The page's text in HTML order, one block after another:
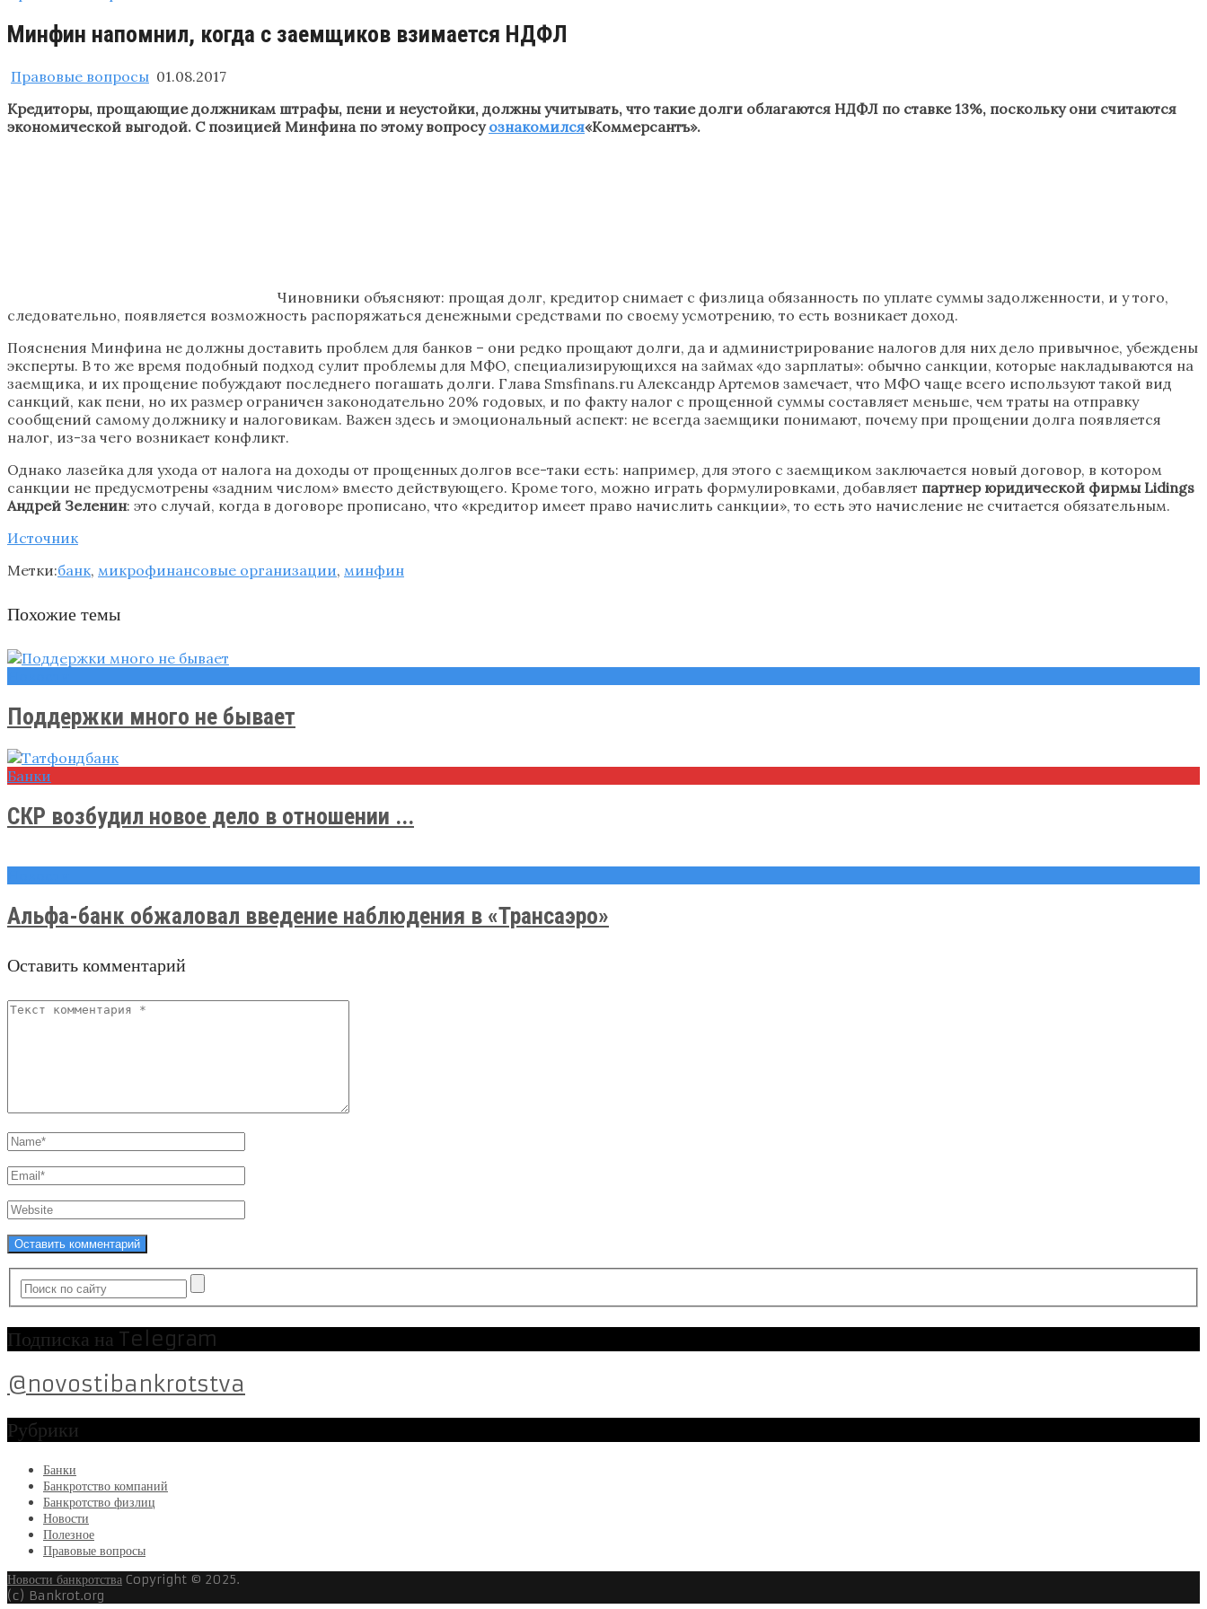
Минфин напомнил, когда с заемщиков взимается НДФЛ
Правовые вопросы 01.08.2017
Кредиторы, прощающие должникам штрафы, пени и неустойки, должны учитывать, что такие долги облагаются НДФЛ по ставке 13%, поскольку они считаются
экономической выгодой. С позицией Минфина по этому вопросуознакомился«Коммерсантъ».
Чиновники объясняют: прощая долг, кредитор снимает с физлица обязанность по уплате суммы задолженности, и у того,
следовательно, появляется возможность распоряжаться денежными средствами по своему усмотрению, то есть возникает доход.
Пояснения Минфина не должны доставить проблем для банков – они редко прощают долги, да и администрирование налогов для них дело привычное, убеждены
эксперты. В то же время подобный подход сулит проблемы для МФО, специализирующихся на займах «до зарплаты»: обычно санкции, которые накладываются на
заемщика, и их прощение побуждают последнего погашать долги. Глава Smsfinans.ru Александр Артемов замечает, что МФО чаще всего используют такой вид
санкций, как пени, но их размер ограничен законодательно 20% годовых, и по факту налог с прощенной суммы составляет меньше, чем траты на отправку
сообщений самому должнику и налоговикам. Важен здесь и эмоциональный аспект: не всегда заемщики понимают, почему при прощении долга появляется
налог, из-за чего возникает конфликт.
Однако лазейка для ухода от налога на доходы от прощенных долгов все-таки есть: например, для этого с заемщиком заключается новый договор, в котором
санкции не предусмотрены «задним числом» вместо действующего. Кроме того, можно играть формулировками, добавляет партнер юридической фирмы Lidings
Андрей Зеленин: это случай, когда в договоре прописано, что «кредитор имеет право начислить санкции», то есть это начисление не считается обязательным.
Источник
Метки:банк, микрофинансовые организации, минфин
Похожие темы
Поддержки много не бывает
Банки
СКР возбудил новое дело в отношении ...
Альфа-банк обжаловал введение наблюдения в «Трансаэро»
Оставить комментарий
Подписка на Telegram
@novostibankrotstva
Рубрики
Банки
Банкротство компаний
Банкротство физлиц
Новости
Полезное
Правовые вопросы
Новости банкротства Copyright © 2025.
(c) Bankrot.org